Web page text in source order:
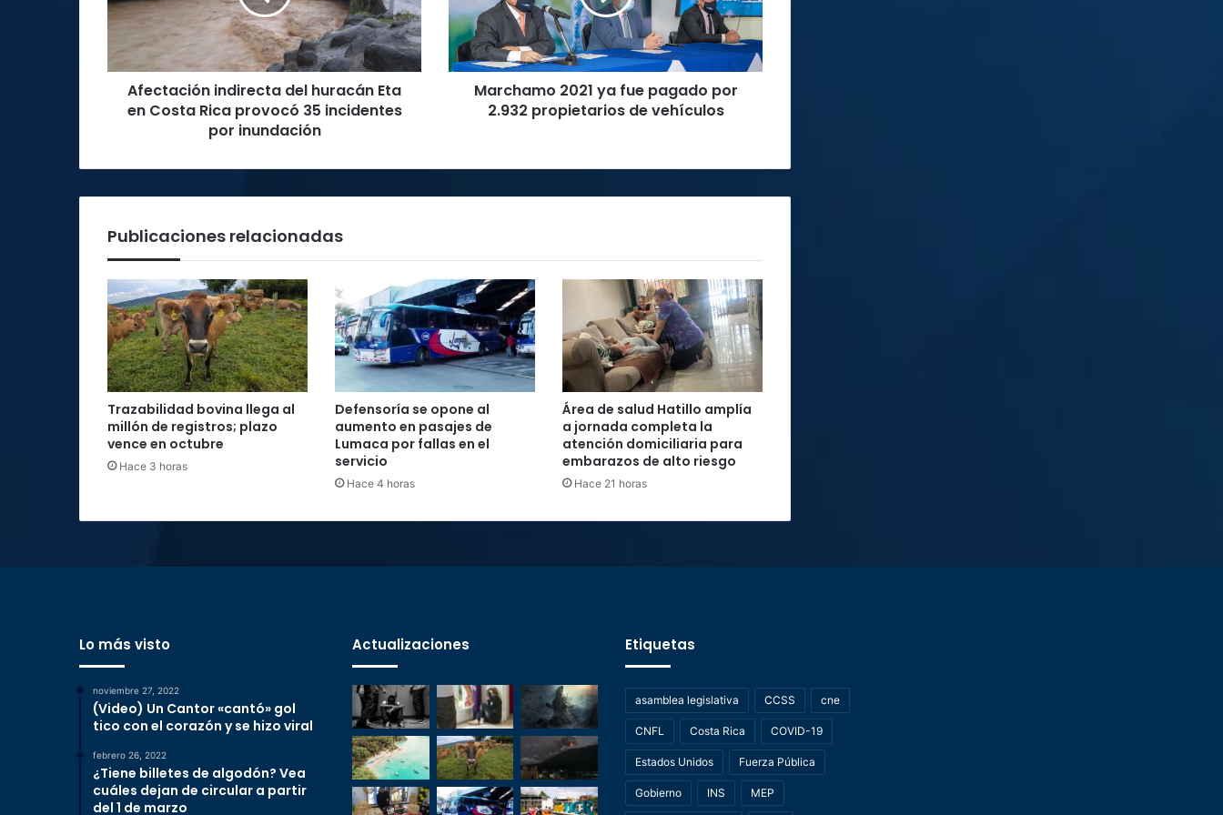
en
Costa
Rica
provocó
incidentes
Afectación indirecta del huracán Eta
en Costa Rica provocó 35 incidentes
por inundación
por
2.932
propietarios
de
vehículos
Marchamo 2021 ya fue pagado por
2.932 propietarios de vehículos
Publicaciones relacionadas
Trazabilidad bovina llega al
millón de registros; plazo
vence en octubre
Hace 3 horas
Defensoría se opone al
aumento en pasajes de
Lumaca por fallas en el
servicio
Hace 4 horas
Área de salud Hatillo amplía
a jornada completa la
atención domiciliaria para
embarazos de alto riesgo
Hace 21 horas
Lo más visto
noviembre 27, 2022
(Video) Un Cantor «cantó» gol
tico con el corazón y se hizo viral
febrero 26, 2022
¿Tiene billetes de algodón? Vea
cuáles dejan de circular a partir
del 1 de marzo
Actualizaciones Etiquetas
asamblea legislativa CCSS cne
CNFL Costa Rica COVID-19
Estados Unidos Fuerza Pública
Gobierno INS MEP